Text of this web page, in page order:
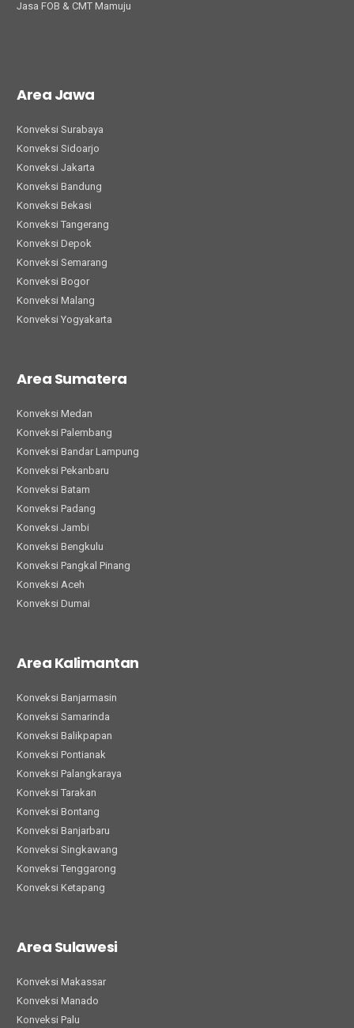
Jasa FOB & CMT Mamuju
Area Jawa
Konveksi Surabaya
Konveksi Sidoarjo
Konveksi Jakarta
Konveksi Bandung
Konveksi Bekasi
Konveksi Tangerang
Konveksi Depok
Konveksi Semarang
Konveksi Bogor
Konveksi Malang
Konveksi Yogyakarta
Area Sumatera
Konveksi Medan
Konveksi Palembang
Konveksi Bandar Lampung
Konveksi Pekanbaru
Konveksi Batam
Konveksi Padang
Konveksi Jambi
Konveksi Bengkulu
Konveksi Pangkal Pinang
Konveksi Aceh
Konveksi Dumai
Area Kalimantan
Konveksi Banjarmasin
Konveksi Samarinda
Konveksi Balikpapan
Konveksi Pontianak
Konveksi Palangkaraya
Konveksi Tarakan
Konveksi Bontang
Konveksi Banjarbaru
Konveksi Singkawang
Konveksi Tenggarong
Konveksi Ketapang
Area Sulawesi
Konveksi Makassar
Konveksi Manado
Konveksi Palu